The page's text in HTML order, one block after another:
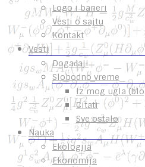
Logo i baneri
Vesti o sajtu
Kontakt
Vesti
Događaji
Slobodno vreme
Iz mog ugla
Citati
Sve ostalo
Nauka
Ekologija
Ekonomija